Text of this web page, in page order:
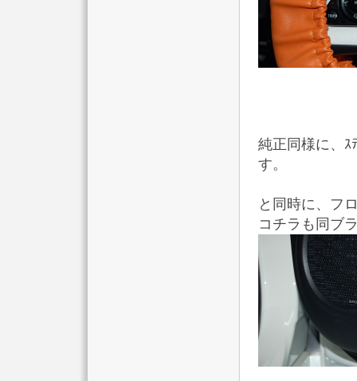
純正同様に、ｽ
す。
と同時に、フ
コチラも同ブ